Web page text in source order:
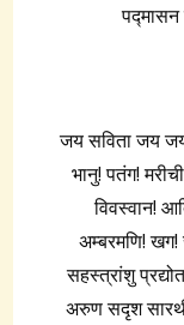
जय सविता जय
भानु! पतंग!
विवस्वान!
अम्बरमणि! खग!
सहस्त्रांशु
अरुण सदृश